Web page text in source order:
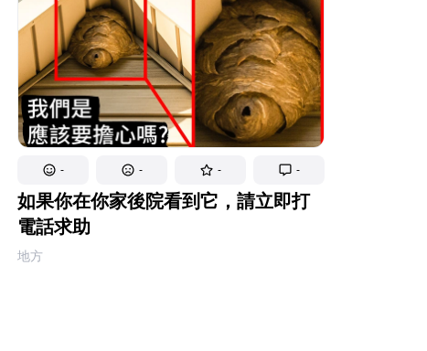
- - - -
如果你在你家後院看到它，請立即打
電話求助
地方